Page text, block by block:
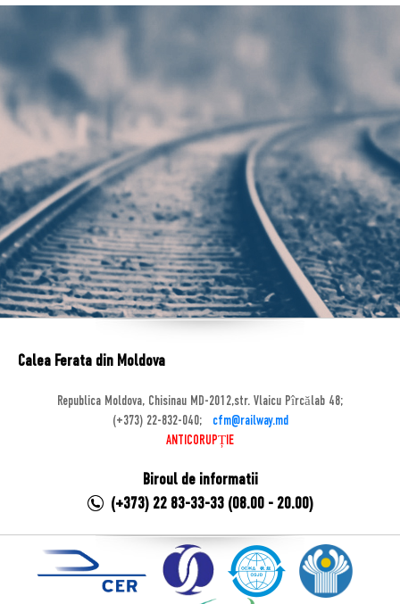
Calea Ferata din Moldova
Republica Moldova, Chisinau MD-2012,str. Vlaicu Pîrcălab 48;
(+373) 22-832-040;
cfm@railway.md
ANTICORUPȚIE
Biroul de informatii
(+373) 22 83-33-33 (08.00 - 20.00)